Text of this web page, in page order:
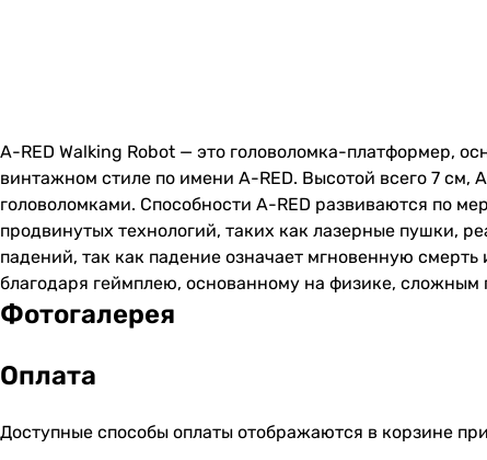
A-RED Walking Robot — это головоломка-платформер,
винтажном стиле по имени A-RED. Высотой всего 7
головоломками. Способности A-RED развиваются по
продвинутых технологий, таких как лазерные пушки,
падений, так как падение означает мгновенную
благодаря геймплею, основанному на физике,
Фотогалерея
Оплата
Доступные способы оплаты отображаются в корзине